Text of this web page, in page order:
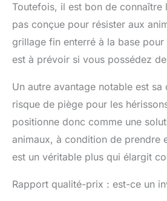
Toutefois, il est bon de connaître
pas conçue pour résister aux
grillage fin enterré à la base
est à prévoir si vous possédez
Un autre avantage notable est
risque de piège pour les
positionne donc comme une
animaux, à condition de prendre
est un véritable plus qui élargit
Rapport qualité-prix : est-ce un